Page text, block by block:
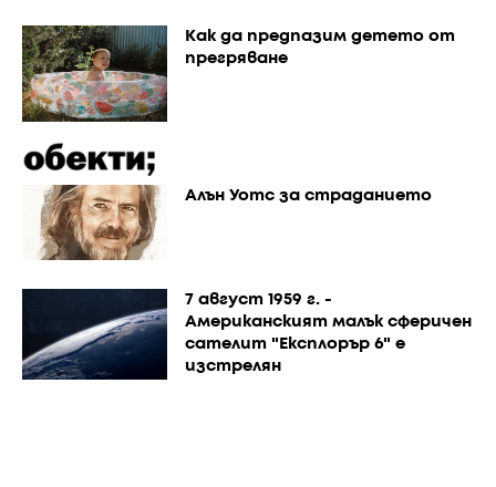
Как да предпазим детето от
прегряване
Алън Уотс за страданието
7 август 1959 г. -
Американският малък сферичен
сателит "Експлорър 6" е
изстрелян